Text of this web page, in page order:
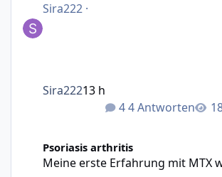
Sira222 ·
4 Antworten
Sira22213 h
Psoriasis arthritis
Meine erste Erfahrung mit MTX